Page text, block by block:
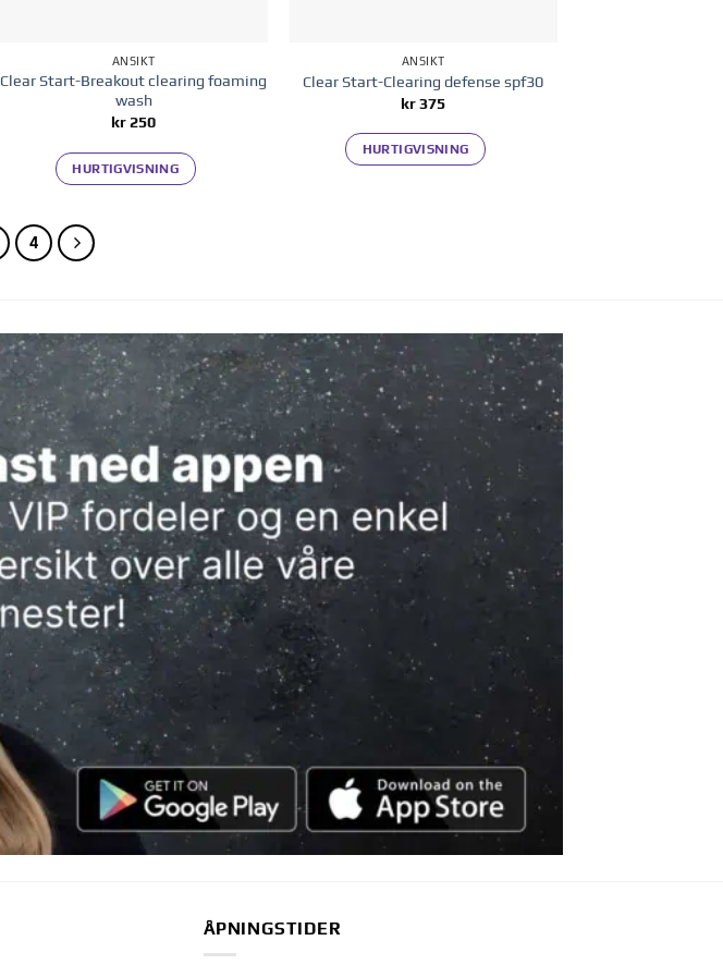
ANSIKT
Clear Start-Breakout clearing foaming
wash
kr250
HURTIGVISNING
ANSIKT
Clear Start-Clearing defense spf30
kr375
HURTIGVISNING
4
ÅPNINGSTIDER